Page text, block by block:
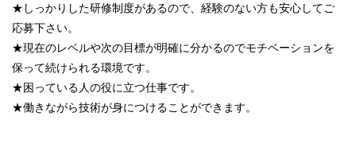
★しっかりした研修制度があるので、経験のない方も安心してご
応募下さい。
★現在のレベルや次の目標が明確に分かるのでモチベーションを
保って続けられる環境です。
★困っている人の役に立つ仕事です。
★働きながら技術が身につけることができます。